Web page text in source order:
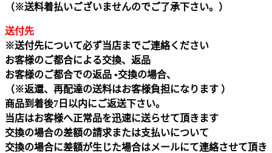
（※送料着払いございませんのでご了承下さい。）
送付先
※送付先について必ず当店までご連絡ください
お客様のご都合による交換、返品
お客様のご都合での返品 •交換の場合、
（※返還、再配達の送料はお客様負担になります ）
商品到着後7日以内にご返送下さい。
当店はお客様へ正常品を迅速に送らせて頂きます
交換の場合の差額の請求または支払いについて
交換の場合に差額が生じた場合はメールにて連絡させて頂き